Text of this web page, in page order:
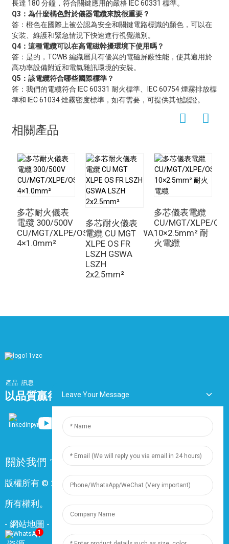
長達 180 分鐘，符合關鍵應用的嚴格 IEC 60331 標準。
Q3：為什麼橘色對於儀器電纜來說很重要？
答：橙色在國際上被公認為安全和關鍵電路標識的顏色，可以在
安裝、維護和緊急情況下快速進行視覺識別。
Q4：這種電纜可以在高電磁幹擾環境下使用嗎？
答：是的，TCWB 編織層具有優異的電磁屏蔽性能，使其適用於
高功率設備附近和電氣雜訊環境的安裝。
Q5：該電纜符合哪些國際標準？
答：我們的電纜符合 IEC 60331 耐火標準、IEC 60754 煙霧排放標
準和 IEC 61034 煙霧密度標準，如有需要，可提供其他認證。
相關產品
多芯耐火儀表
電纜 300/500V
CU/MGT/XLPE/OS/FR/LSZH/GSWA/LSZH
4×1.0mm²
多芯耐火儀表
電纜 CU MGT
XLPE OS FR
LSZH GSWA
LSZH
2x2.5mm²
多芯儀表電纜
CU/MGT/XLPE/
10×2.5mm² 耐
火電纜
產品 訊息
以品質贏得市場，以服務打造品牌
關於我們 常問問題 聯絡我們
版權所有 © 2024 上海鼎尊電氣電纜股份有限公司。保留
所有權利。
- 網站地圖 - Resource
1
Leave Your Message